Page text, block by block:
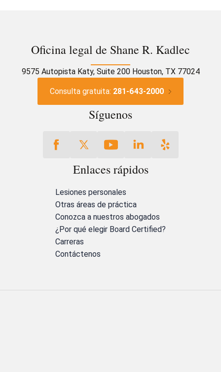
Oficina legal de Shane R. Kadlec
9575 Autopista Katy, Suite 200 Houston, TX 77024
Consulta gratuita: 281-643-2000
Síguenos
Enlaces rápidos
Lesiones personales
Otras áreas de práctica
Conozca a nuestros abogados
¿Por qué elegir Board Certified?
Carreras
Contáctenos